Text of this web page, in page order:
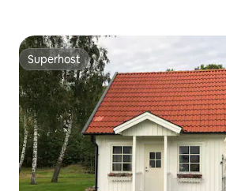
Superhost
Superhost